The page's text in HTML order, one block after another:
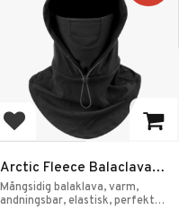
Add to favorites
Arctic Fleece Balaclava
Ski Mask Svart
Mångsidig balaklava, varm,
andningsbar, elastisk, perfekt